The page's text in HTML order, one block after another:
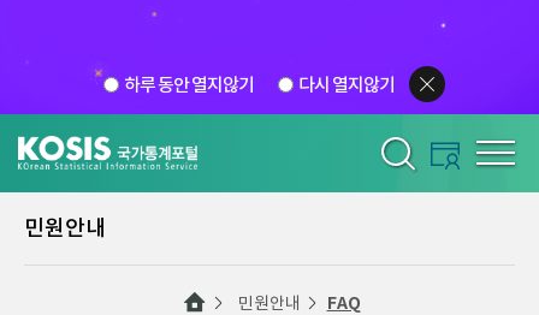
하루 동안 열지않기 다시 열지않기
민원안내
민원안내 FAQ